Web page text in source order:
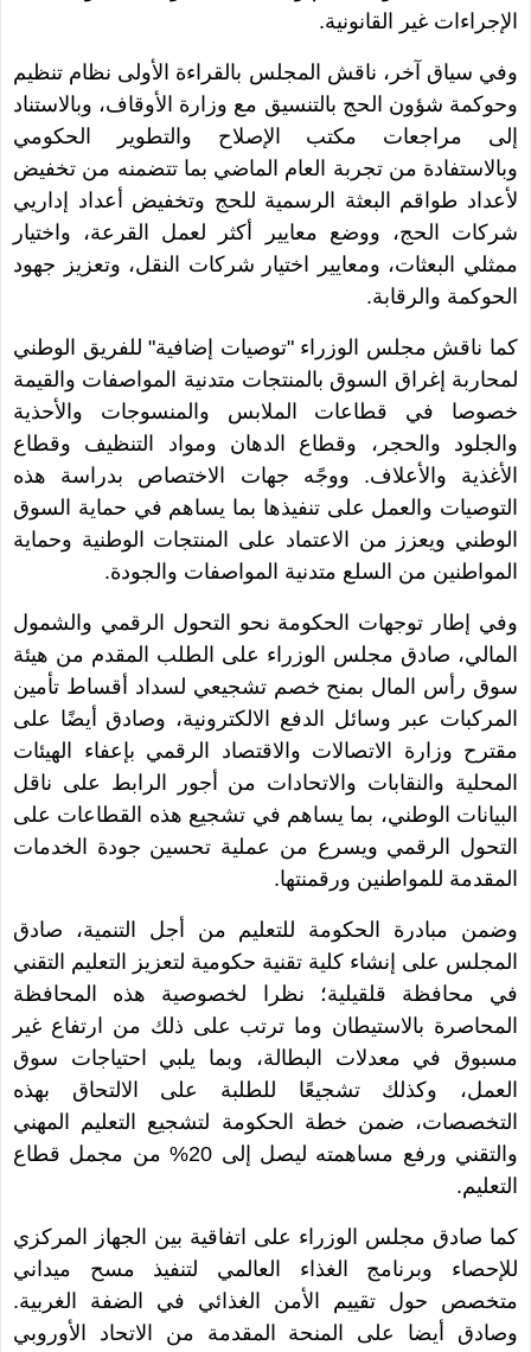
الإجراءات غير القانونية.
وفي سياق آخر، ناقش المجلس بالقراءة الأولى نظام تنظيم
وحوكمة شؤون الحج بالتنسيق مع وزارة الأوقاف، وبالاستناد
إلى مراجعات مكتب الإصلاح والتطوير الحكومي
وبالاستفادة من تجربة العام الماضي بما تتضمنه من تخفيض
لأعداد طواقم البعثة الرسمية للحج وتخفيض أعداد إداريي
شركات الحج، ووضع معايير أكثر لعمل القرعة، واختيار
ممثلي البعثات، ومعايير اختيار شركات النقل، وتعزيز جهود
الحوكمة والرقابة.
كما ناقش مجلس الوزراء "توصيات إضافية" للفريق الوطني
لمحاربة إغراق السوق بالمنتجات متدنية المواصفات والقيمة
خصوصا في قطاعات الملابس والمنسوجات والأحذية
والجلود والحجر، وقطاع الدهان ومواد التنظيف وقطاع
الأغذية والأعلاف. ووجًه جهات الاختصاص بدراسة هذه
التوصيات والعمل على تنفيذها بما يساهم في حماية السوق
الوطني ويعزز من الاعتماد على المنتجات الوطنية وحماية
المواطنين من السلع متدنية المواصفات والجودة.
وفي إطار توجهات الحكومة نحو التحول الرقمي والشمول
المالي، صادق مجلس الوزراء على الطلب المقدم من هيئة
سوق رأس المال بمنح خصم تشجيعي لسداد أقساط تأمين
المركبات عبر وسائل الدفع الالكترونية، وصادق أيضًا على
مقترح وزارة الاتصالات والاقتصاد الرقمي بإعفاء الهيئات
المحلية والنقابات والاتحادات من أجور الرابط على ناقل
البيانات الوطني، بما يساهم في تشجيع هذه القطاعات على
التحول الرقمي ويسرع من عملية تحسين جودة الخدمات
المقدمة للمواطنين ورقمنتها.
وضمن مبادرة الحكومة للتعليم من أجل التنمية، صادق
المجلس على إنشاء كلية تقنية حكومية لتعزيز التعليم التقني
في محافظة قلقيلية؛ نظرا لخصوصية هذه المحافظة
المحاصرة بالاستيطان وما ترتب على ذلك من ارتفاع غير
مسبوق في معدلات البطالة، وبما يلبي احتياجات سوق
العمل، وكذلك تشجيعًا للطلبة على الالتحاق بهذه
التخصصات، ضمن خطة الحكومة لتشجيع التعليم المهني
والتقني ورفع مساهمته ليصل إلى 20% من مجمل قطاع
التعليم.
كما صادق مجلس الوزراء على اتفاقية بين الجهاز المركزي
للإحصاء وبرنامج الغذاء العالمي لتنفيذ مسح ميداني
متخصص حول تقييم الأمن الغذائي في الضفة الغربية.
وصادق أيضا على المنحة المقدمة من الاتحاد الأوروبي